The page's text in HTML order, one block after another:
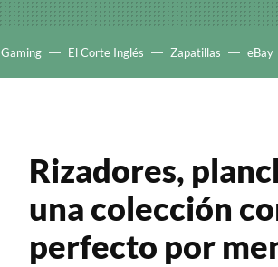
Gaming El Corte Inglés Zapatillas eBay
Rizadores,
una colección
perfecto por